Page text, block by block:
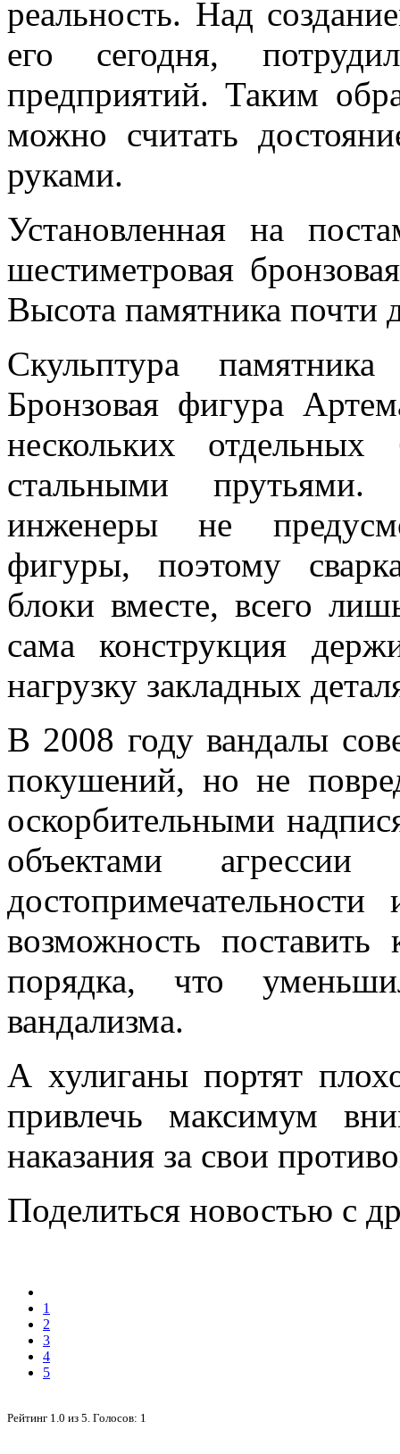
реальность. Над
его сегодня,
предприятий. Таким
можно считать
руками.
Установленная на
шестиметровая
Высота памятника почти
Скульптура
Бронзовая фигура
нескольких
стальными
инженеры не
фигуры, поэтому
блоки вместе, всего
сама конструкция
нагрузку закладных
В 2008 году вандалы
покушений, но не
оскорбительными
объектами
возможность
порядка, что
вандализма.
А хулиганы портят
привлечь максимум
наказания за свои
Поделиться новостью с
1
2
3
4
5
Рейтинг 1.0 из 5 . Голосов: 1